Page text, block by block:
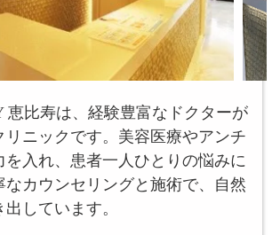
恵比寿は、経験豊富なドクターが
リニックです。美容医療やアンチ
を入れ、患者一人ひとりの悩みに
なカウンセリングと施術で、自然
しています。